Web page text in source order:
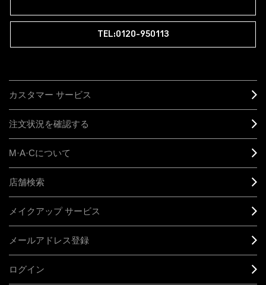
TEL:0120-950113
カスタマー サービス
注文状況を確認する
M·A·Cについて
店舗検索
メイクアップ サービス
メールアドレス登録
ログイン